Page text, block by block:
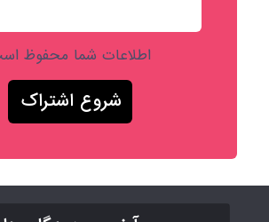
اطلاعات شما محفوظ